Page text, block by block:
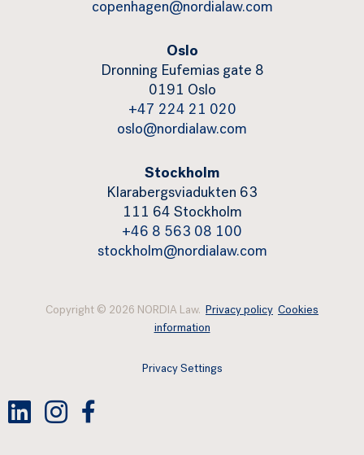
copenhagen@nordialaw.com
Oslo
Dronning Eufemias gate 8
0191 Oslo
+47 224 21 020
oslo@nordialaw.com
Stockholm
Klarabergsviadukten 63
111 64 Stockholm
+46 8 563 08 100
stockholm@nordialaw.com
Copyright © 2026 NORDIA Law. Privacy policy Cookies
information
Privacy Settings